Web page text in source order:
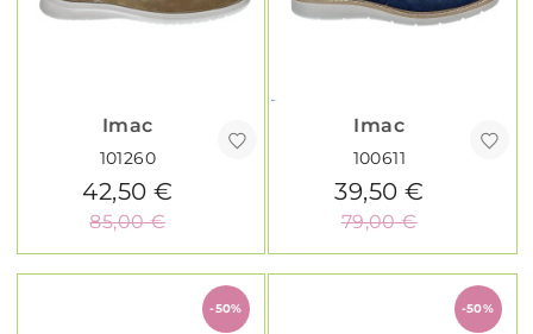
Imac
101260
42,50 €
85,00 €
Imac
100611
39,50 €
79,00 €
-50% -50%